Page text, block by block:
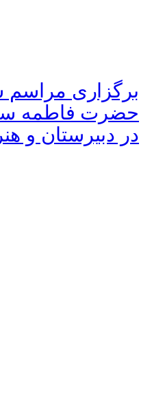
برگزاری
حضرت فاطمه
در دبیرستان و